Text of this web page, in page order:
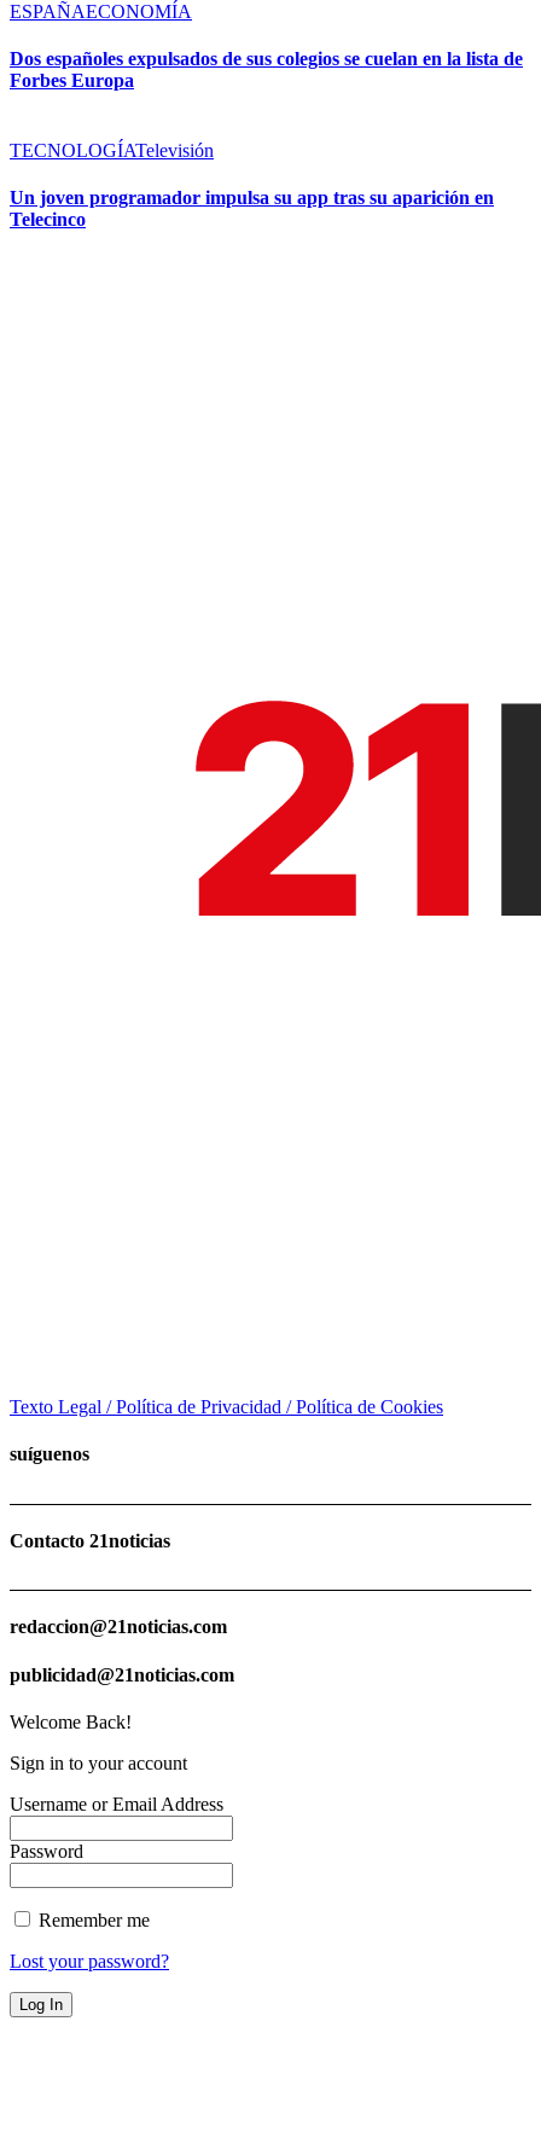
ESPAÑAECONOMÍA
Dos españoles expulsados de sus colegios se cuelan en la lista de
Forbes Europa
TECNOLOGÍATelevisión
Un joven programador impulsa su app tras su aparición en
Telecinco
Texto Legal / Política de Privacidad / Política de Cookies
suíguenos
Contacto 21noticias
redaccion@21noticias.com
publicidad@21noticias.com
Welcome Back!
Sign in to your account
Username or Email Address
Password
Remember me
Lost your password?